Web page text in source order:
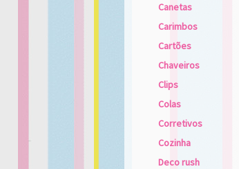
Canetas
Carimbos
Cartões
Chaveiros
Clips
Colas
Corretivos
Cozinha
Deco rush